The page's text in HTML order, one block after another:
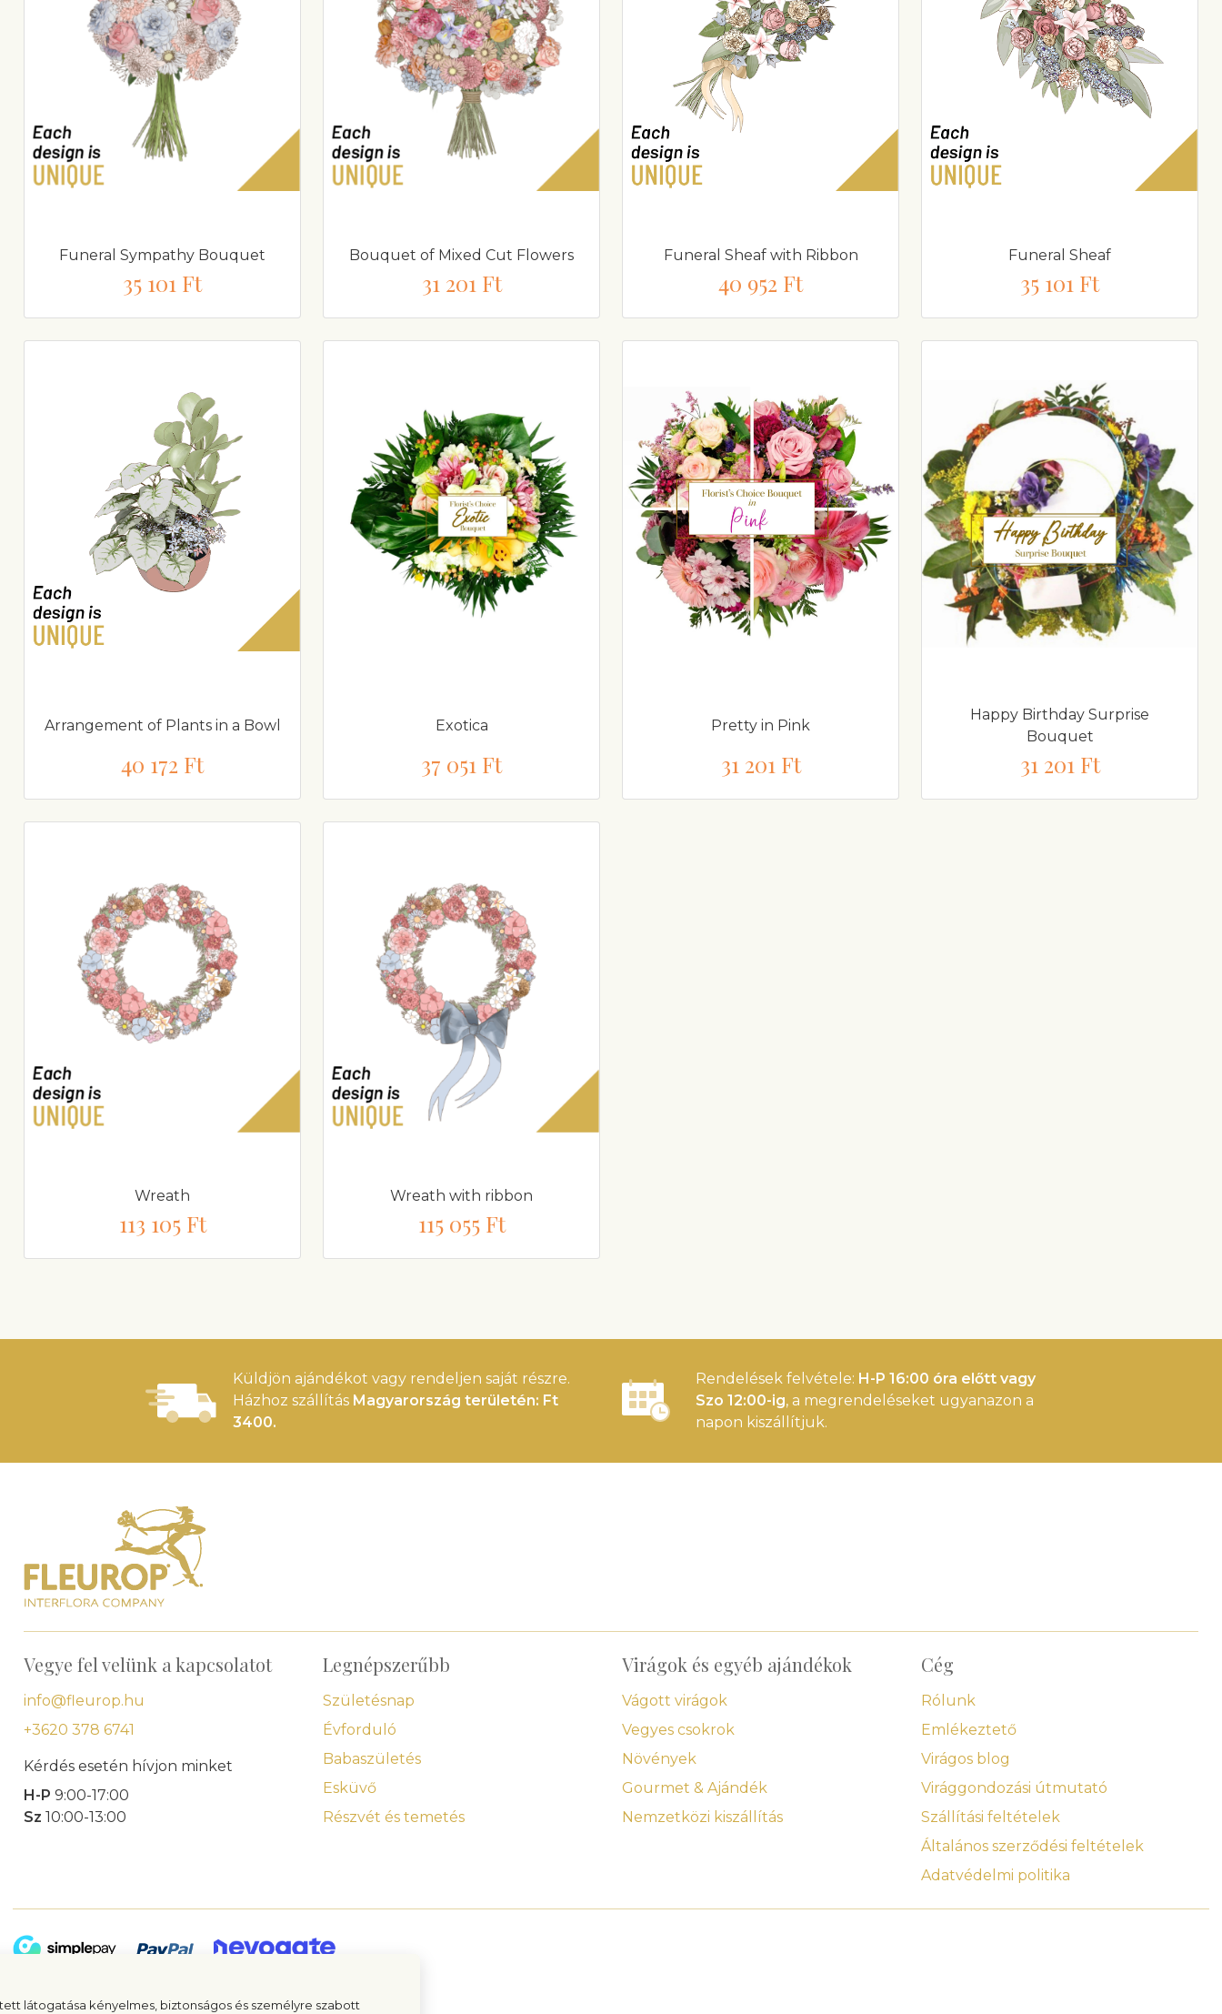
Funeral Sympathy Bouquet
35 101 Ft
Bouquet of Mixed Cut Flowers
31 201 Ft
Funeral Sheaf with Ribbon
40 952 Ft
Funeral Sheaf
35 101 Ft
Arrangement of Plants in a Bowl
40 172 Ft
Exotica
37 051 Ft
Pretty in Pink
31 201 Ft
Happy Birthday Surprise
Bouquet
31 201 Ft
Wreath
113 105 Ft
Wreath with ribbon
115 055 Ft
Küldjön ajándékot vagy rendeljen saját részre.
Házhoz szállítás Magyarország területén: Ft
3400.
Rendelések felvétele: H-P 16:00 óra előtt vagy
Szo 12:00-ig, a megrendeléseket ugyanazon a
napon kiszállítjuk.
Vegye fel velünk a kapcsolatot
info@fleurop.hu
+3620 378 6741
Kérdés esetén hívjon minket
H-P 9:00-17:00
Sz 10:00-13:00
Legnépszerűbb
Születésnap
Évforduló
Babaszületés
Esküvő
Részvét és temetés
Virágok és egyéb ajándékok
Vágott virágok
Vegyes csokrok
Növények
Gourmet & Ajándék
Nemzetközi kiszállítás
Cég
Rólunk
Emlékeztető
Virágos blog
Virággondozási útmutató
Szállítási feltételek
Általános szerződési feltételek
Adatvédelmi politika
látogatása kényelmes, biztonságos és személyre szabott